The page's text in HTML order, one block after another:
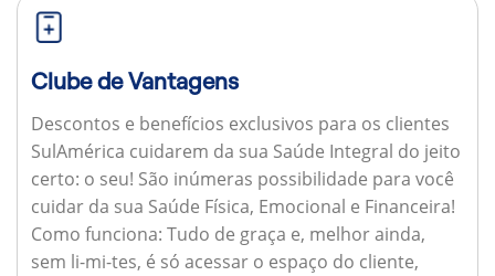
Clube de Vantagens
Descontos e benefícios exclusivos para os clientes
SulAmérica cuidarem da sua Saúde Integral do jeito
certo: o seu! São inúmeras possibilidade para você
cuidar da sua Saúde Física, Emocional e Financeira!
Como funciona: Tudo de graça e, melhor ainda,
sem li-mi-tes, é só acessar o espaço do cliente,